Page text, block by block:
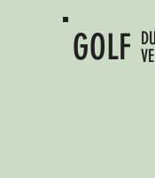
GOLF